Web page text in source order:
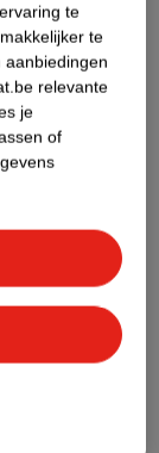
te
te
aanbiedingen
relevante
je
of